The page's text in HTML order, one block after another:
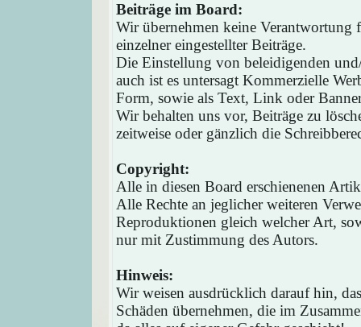
Beiträge im Board:
Wir übernehmen keine
einzelner eingestellter Beiträge.
Die Einstellung von beleidigenden
auch ist es untersagt Kommerzielle
Form, sowie als Text, Link oder
Wir behalten uns vor, Beiträge zu
zeitweise oder gänzlich die
Copyright:
Alle in diesen Board erschienenen
Alle Rechte an jeglicher weiteren
Reproduktionen gleich welcher Art,
nur mit Zustimmung des Autors.
Hinweis:
Wir weisen ausdrücklich darauf hin,
Schäden übernehmen, die im